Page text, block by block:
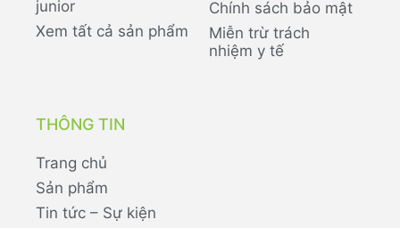
junior
Xem tất cả sản phẩm
Chính sách bảo mật
Miễn trừ trách
nhiệm y tế
THÔNG TIN
Trang chủ
Sản phẩm
Tin tức – Sự kiện